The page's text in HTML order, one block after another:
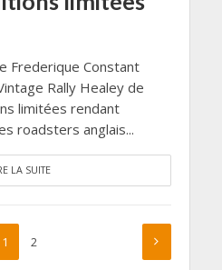
Frederique Constant
Rally Healey de
limitées rendant
roadsters anglais...
LA SUITE
1 2